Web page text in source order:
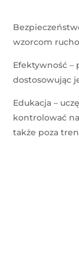
wzorcom
Efektywność –
dostosowując
Edukacja –
kontrolować
także poza